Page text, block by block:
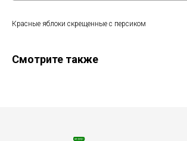
Красные яблоки скрещенные с персиком
Смотрите также